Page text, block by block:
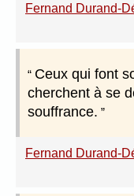
Fernand Durand-
Ceux qui font
cherchent à se
souffrance.
Fernand Durand-